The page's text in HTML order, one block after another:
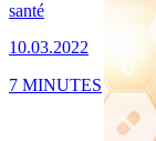
santé
10.03.2022
7 MINUTES